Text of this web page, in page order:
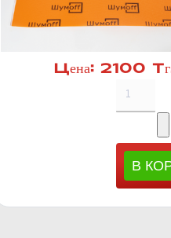
Цена: 2100